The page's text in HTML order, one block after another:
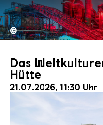
©
Das
Hütte
21.07.2026, 11:30 Uhr